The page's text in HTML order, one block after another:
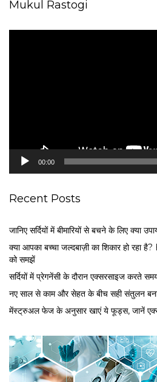
Mukul Rastogi
00:00
Recent Posts
जानिए सर्दियों में बीमारियों से बचने के लिए क्या
क्या आपका बच्चा जल्दबाज़ी का शिकार हो
को समझें
सर्द‍ियों में प्रेगनेंसी के दौरान एक्सरसाइज करते
नए साल से काम और सेहत के बीच सही संतुलन
मेंस्ट्रुअल फेज के अनुसार खाएं ये फूड्स, जानें